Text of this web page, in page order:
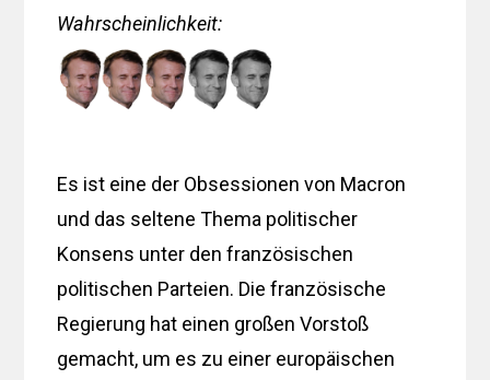
Wahrscheinlichkeit:
Es ist eine der Obsessionen von Macron
und das seltene Thema politischer
Konsens unter den französischen
politischen Parteien. Die französische
Regierung hat einen großen Vorstoß
gemacht, um es zu einer europäischen